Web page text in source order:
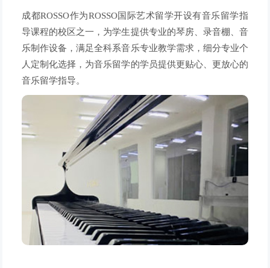
成都ROSSO作为ROSSO国际艺术留学开设有音乐留学指
导课程的校区之一，为学生提供专业的琴房、录音棚、音
乐制作设备，满足全科系音乐专业教学需求，细分专业个
人定制化选择，为音乐留学的学员提供更贴心、更放心的
音乐留学指导。